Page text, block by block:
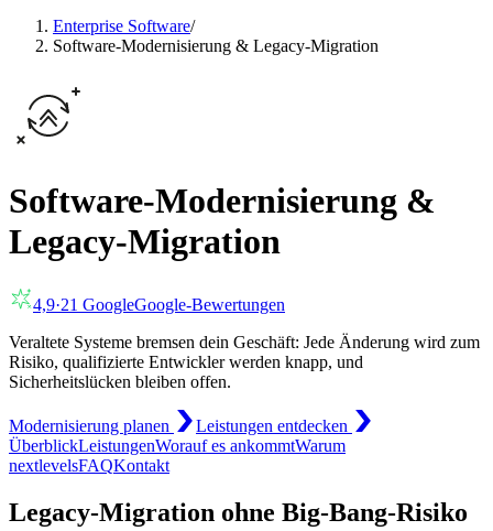
Enterprise Software/
Software-Modernisierung & Legacy-Migration
Software-Modernisierung &
Legacy-Migration
4,9·21 GoogleGoogle-Bewertungen
Veraltete Systeme bremsen dein Geschäft: Jede Änderung wird zum
Risiko, qualifizierte Entwickler werden knapp, und
Sicherheitslücken bleiben offen.
Modernisierung planen
Leistungen entdecken
ÜberblickLeistungenWorauf es ankommtWarum
nextlevelsFAQKontakt
Legacy-Migration ohne Big-Bang-Risiko